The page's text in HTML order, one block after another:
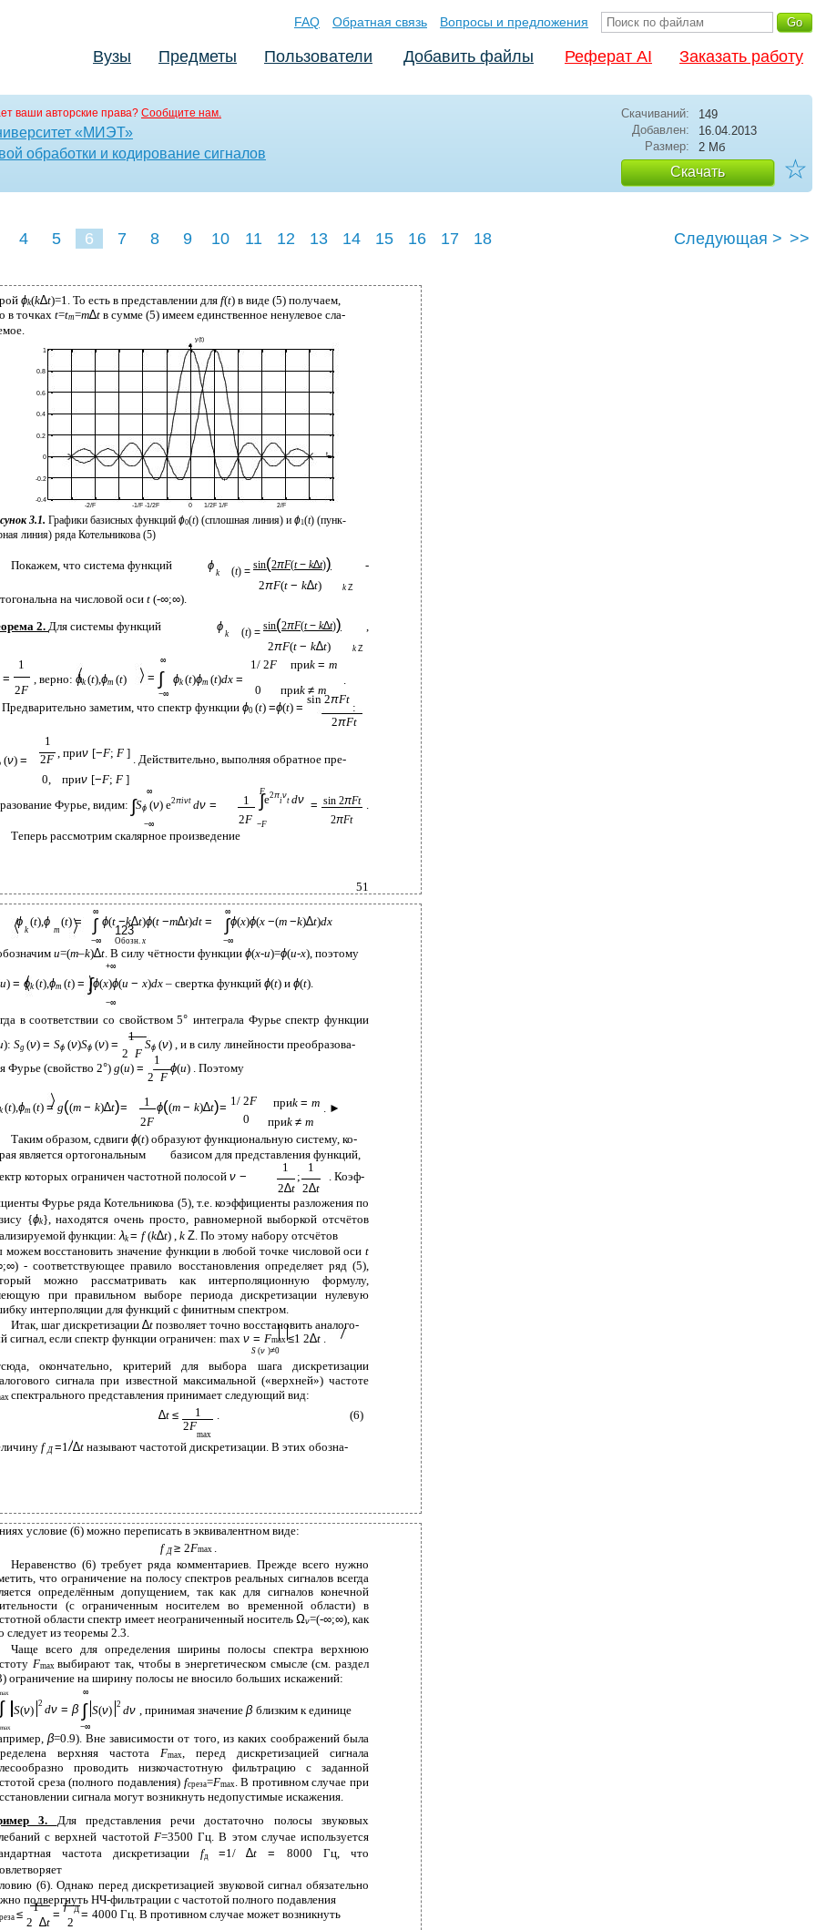
FAQ Обратная связь Вопросы и предложения
Вузы Предметы Пользователи Добавить файлы Реферат AI Заказать работу
ваши авторские права? Сообщите нам.
«МИЭТ»
обработки и кодирование сигналов
Скачиваний:
149
Добавлен:
16.04.2013
Размер:
2 Мб
Скачать ☆
4 5 6 7 8 9 10 11 12 13 14 15 16 17 18 Следующая > >>
2πFt
ϕk(k∆t)=1. То есть в представлении для f(t) в виде (5) получаем,
в точках t=tm=m∆t в сумме (5) имеем единственное ненулевое сла-
y(t)
1
0.8
0.6
0.4
0.2
0 t
-0.2
-0.4
-2/F
-1/F -1/2F 0 1/2F 1/F 2/F
3.1. Графики базисных функций ϕ0(t) (сплошная линия) и ϕ1(t) (пунк-
линия) ряда Котельникова (5)
Покажем, что система функций ϕ
k (t) = sin(2πF(t− k∆t))
-
2πF(t − k∆t) k Ζ
на числовой осиt (-∞;∞).
2. Для системы функций ϕ
k (t) = sin(2πF(t− k∆t))
,
2πF(t − k∆t) k Ζ
1 ∞ 1/ 2F приk = m
= = ∫
, верно: ϕk (t),ϕm (t) ϕk (t)ϕm (t)dx =
0
приk ≠ m
.
2F −∞
заметим, что спектр функции ϕ0 (t) =ϕ(t) =
sin 2πFt
:
1
, приν [−F; F ] . Действительно, выполняя обратное пре-
2F
(ν) =
0,
приν [−F; F ]
∞
1
F
sin 2πFt
Фурье, видим: ∫Sϕ (ν) e2πiνt dν = ∫e2π
i
ν
t dν =
.
2F
−∞ −F 2πFt
Теперь рассмотрим скалярное произведение
51
∞ ∞
ϕ
k
(t),ϕ
m
(t)= ∫ ϕ(t −k∆t)ϕ(t −m∆t)dt = ∫ϕ(x)ϕ(x −(m −k)∆t)dx
123
−∞ Обозн. x −∞
u=(m–k)∆t. В силу чётности функции ϕ(x-u)=ϕ(u-x), поэтому
+∞
u) = ϕk (t),ϕm (t) = ∫ϕ(x)ϕ(u − x)dx – свертка функций ϕ(t) и ϕ(t).
−∞
в соответствии со свойством 5°интеграла Фурье спектр функции
): Sg (ν) = Sϕ (ν)Sϕ (ν) =
2
1
F
Sϕ (ν) , и в силу линейности преобразова-
Фурье (свойство 2°) g(u) =
2
1
F
ϕ(u) . Поэтому
k (t),ϕm (t) = g((m − k)∆t)= 1 ϕ((m − k)∆t)= 1/ 2F приk = m . ►
2F приk ≠ m
0
Таким образом, сдвиги ϕ(t) образуют функциональную систему, ко-
является ортогональным
базисом для представления функций,
1
1
которых ограничен частотной полосой ν − ;
. Коэф-
2∆t 2∆t
Фурье ряда Котельникова (5), т.е. коэффициенты разложения по
{ϕk}, находятся очень просто, равномерной выборкой отсчётов
функции:λk = f(k∆t) , k Z. По этому набору отсчётов
можем восстановить значение функции в любой точке числовой оси t
;∞) - соответствующее правило восстановления определяет ряд (5),
можно рассматривать как интерполяционную формулу,
при правильном выборе периода дискретизации нулевую
интерполяции для функций с финитным спектром.
Итак, шаг дискретизации ∆t позволяет точно восстановить аналого-
сигнал, если спектр функции ограничен: maxν = Fmax≤1 2∆t .
S (ν )≠0
окончательно, критерий для выбора шага дискретизации
сигнала при известной максимальной («верхней») частоте
спектрального представления принимает следующий вид:
∆t ≤ 1 .
(6)
2F
max
f Д =1 ∆t называют частотой дискретизации. В этих обозна-
условие (6) можно переписать в эквивалентном виде:
f Д ≥ 2Fmax .
Неравенство (6) требует ряда комментариев. Прежде всего нужно
что ограничение на полосу спектров реальных сигналов всегда
определённым допущением, так как для сигналов конечной
(с ограниченным носителем во временной области) в
области спектр имеет неограниченный носитель Ων=(-∞;∞), как
следует из теоремы 2.3.
Чаще всего для определения ширины полосы спектра верхнюю
Fmaxвыбирают так, чтобы в энергетическом смысле (см. раздел
ограничение на ширину полосы не вносило больших искажений:
∞
∫ S(ν) 2 dν = β ∫ S(ν) 2 dν , принимая значение β близким к единице
max −∞
β=0.9). Вне зависимости от того, из каких соображений была
верхняя частота Fmax, перед дискретизацией сигнала
проводить низкочастотную фильтрацию с заданной
среза (полного подавления) fсреза=Fmax. В противном случае при
сигнала могут возникнуть недопустимые искажения.
3. Для представления речи достаточно полосы звуковых
с верхней частотой F=3500 Гц. В этом случае используется
частота дискретизации fд =1/∆t=8000 Гц, что
(6). Однако перед дискретизацией звуковой сигнал обязательно
подвергнуть НЧ-фильтрации с частотой полного подавления
≤
2
1
∆t
=
f
2
Д= 4000 Гц. В противном случае может возникнуть